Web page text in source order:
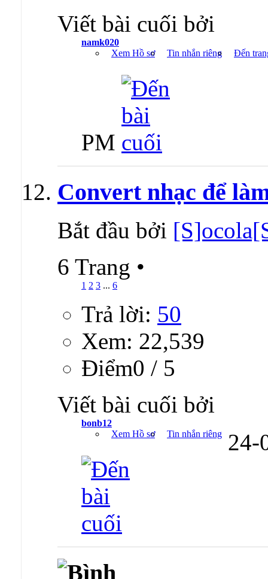
Viết bài cuối bởi
namk020
Xem Hồ sơ
Tin nhắn riêng Đến
PM
Convert nhạc để
Bắt đầu bởi
6 Trang •
1 2 3 ... 6
Trả lời: 50
Xem: 22,539
Ðiểm0 / 5
Viết bài cuối bởi
bonb12
Xem Hồ sơ
Tin nhắn riêng 24-